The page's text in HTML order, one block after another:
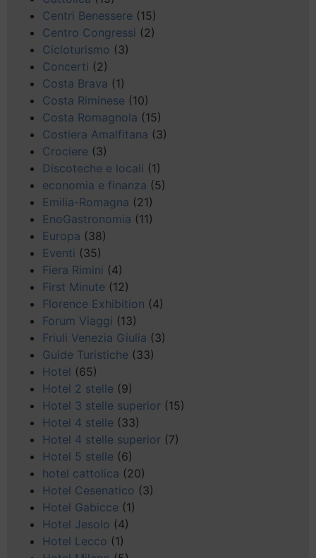
Centri Benessere (15)
Centro Congressi (2)
Cicloturismo (3)
Concerti (2)
Costa Brava (1)
Costa Riminese (10)
Costa Romagnola (15)
Costiera Amalfitana (3)
Crociere (3)
Discoteche e locali (1)
economia e finanza (5)
Emilia-Romagna (21)
EnoGastronomia (11)
Europa (38)
Eventi (35)
Fiera Rimini (4)
First Minute (12)
Florence Exhibition (4)
Forum Viaggi (13)
Friuli Venezia Giulia (3)
Guide Turistiche (33)
Hotel (65)
Hotel 2 stelle (9)
Hotel 3 stelle superior (15)
Hotel 4 stelle (33)
Hotel 4 stelle superior (7)
Hotel 5 stelle (6)
hotel cattolica (20)
Hotel Cesenatico (3)
Hotel Gabicce (1)
Hotel Jesolo (4)
Hotel Lecco (1)